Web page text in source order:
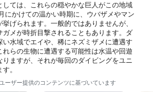
しては、これらの穏やかな巨人がこの地域
にかけての温かい時期に、ウバザメやマン
げられます。一般的ではありませんが、
ガメが時折目撃されることもあります。ダ
い水域でエイや、稀にネズミザメに遭遇す
れらの生物に遭遇する可能性は水温や回遊
ますが、それが毎回のダイビングをユニ
。
ーザー提供のコンテンツに基づいています
ンスを測定する
ォーマンスを測定する
々な情報源からのデータを組
ー層を理解する